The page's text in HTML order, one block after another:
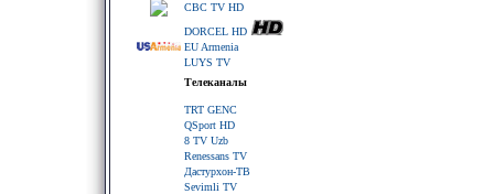
CBC TV HD
DORCEL HD
EU Armenia
LUYS TV
Телеканалы
TRT GENC
QSport HD
8 TV Uzb
Renessans TV
Дастурхон-ТВ
Sevimli TV